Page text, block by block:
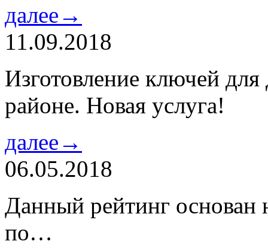
далее→
11.09.2018
Изготовление ключей
районе. Новая услуга!
далее→
06.05.2018
Данный рейтинг основан
по…